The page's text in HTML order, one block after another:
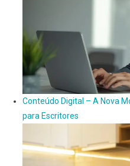
Conteúdo Digital – A Nova
para Escritores